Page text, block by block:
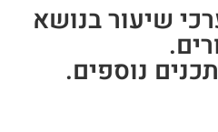
שיעור בנושא
נוספים.